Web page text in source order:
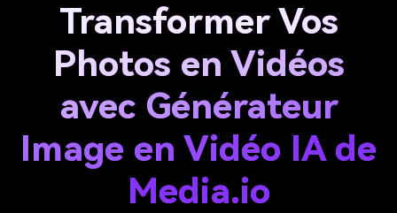
Transformer Vos
Photos en Vidéos
avec Générateur
Image en Vidéo IA de
Media.io